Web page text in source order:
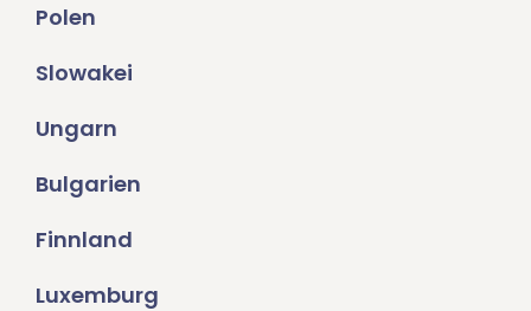
Polen
Slowakei
Ungarn
Bulgarien
Finnland
Luxemburg